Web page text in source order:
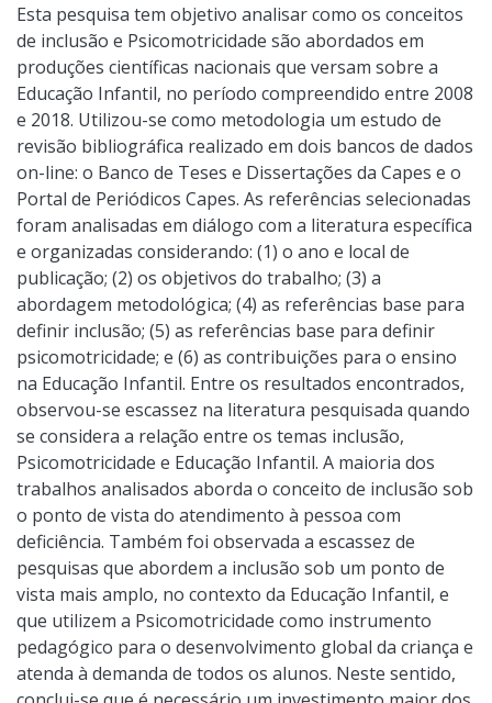
Esta pesquisa tem objetivo analisar como os conceitos
de inclusão e Psicomotricidade são abordados em
produções científicas nacionais que versam sobre a
Educação Infantil, no período compreendido entre 2008
e 2018. Utilizou-se como metodologia um estudo de
revisão bibliográfica realizado em dois bancos de dados
on-line: o Banco de Teses e Dissertações da Capes e o
Portal de Periódicos Capes. As referências selecionadas
foram analisadas em diálogo com a literatura específica
e organizadas considerando: (1) o ano e local de
publicação; (2) os objetivos do trabalho; (3) a
abordagem metodológica; (4) as referências base para
definir inclusão; (5) as referências base para definir
psicomotricidade; e (6) as contribuições para o ensino
na Educação Infantil. Entre os resultados encontrados,
observou-se escassez na literatura pesquisada quando
se considera a relação entre os temas inclusão,
Psicomotricidade e Educação Infantil. A maioria dos
trabalhos analisados aborda o conceito de inclusão sob
o ponto de vista do atendimento à pessoa com
deficiência. Também foi observada a escassez de
pesquisas que abordem a inclusão sob um ponto de
vista mais amplo, no contexto da Educação Infantil, e
que utilizem a Psicomotricidade como instrumento
pedagógico para o desenvolvimento global da criança e
atenda à demanda de todos os alunos. Neste sentido,